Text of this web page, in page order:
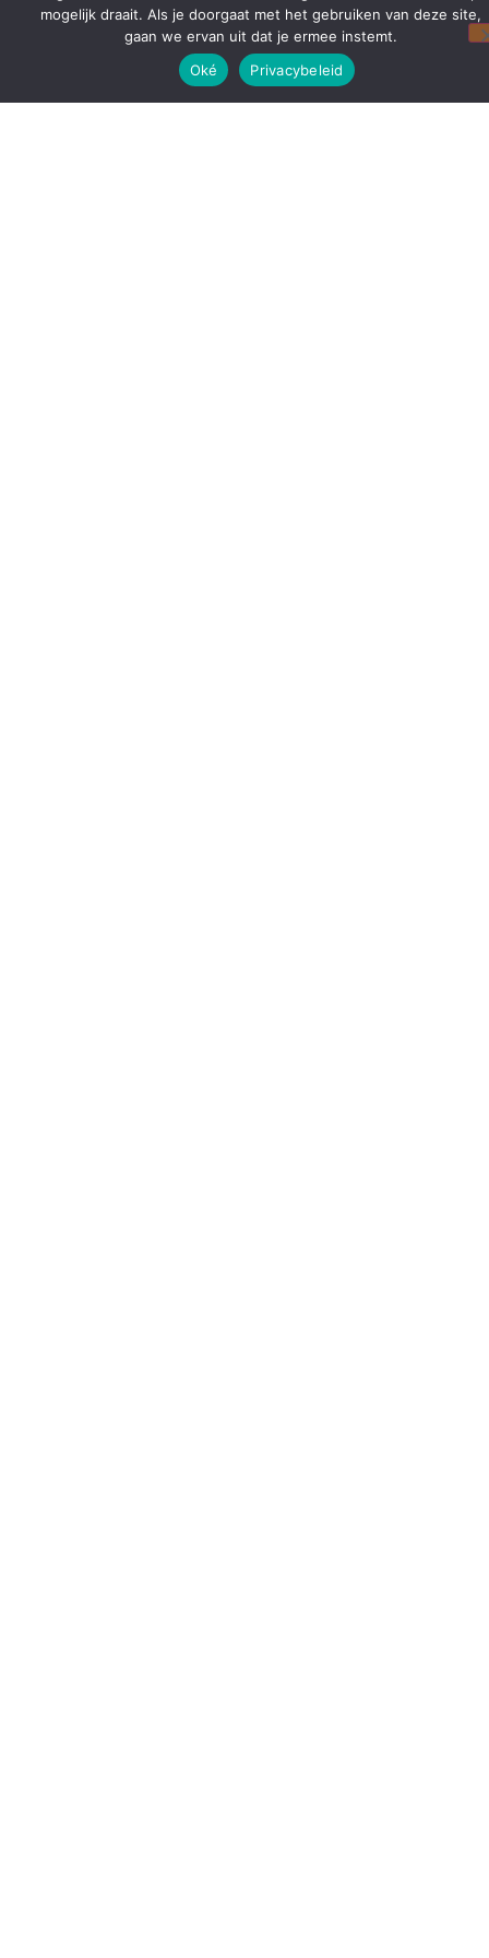
mogelijk draait. Als je doorgaat met het gebruiken van deze site,
gaan we ervan uit dat je ermee instemt.
Oké
Privacybeleid